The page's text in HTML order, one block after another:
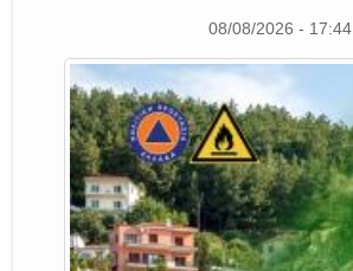
08/08/2026 - 17:44